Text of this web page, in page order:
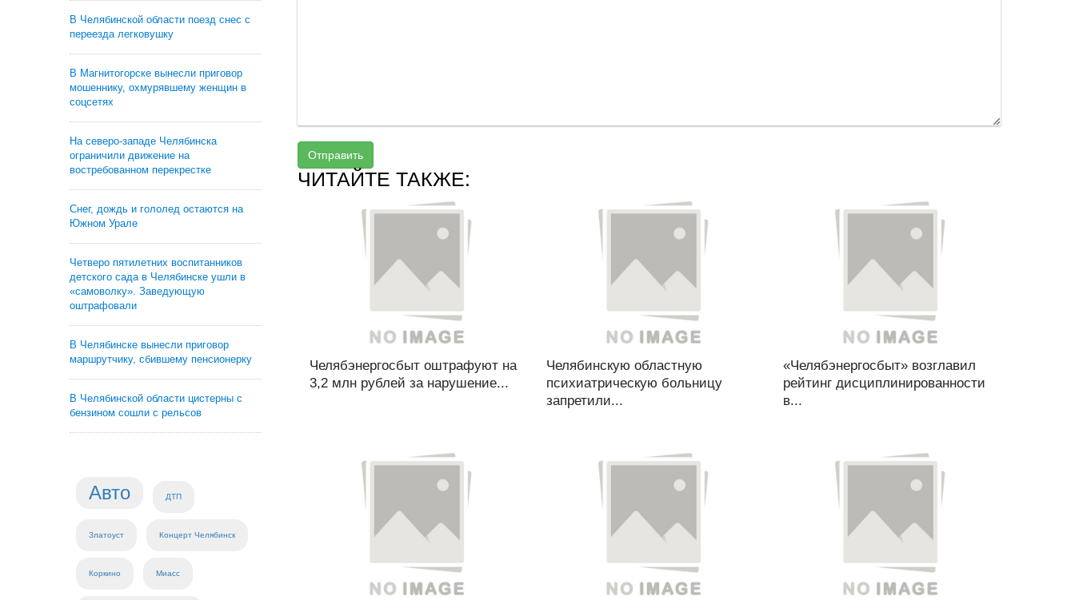
В Челябинской области поезд снес с
переезда легковушку
В Магнитогорске вынесли приговор
мошеннику, охмурявшему женщин в
соцсетях
На северо-западе Челябинска
ограничили движение на
востребованном перекрестке
Снег, дождь и гололед остаются на
Южном Урале
Четверо пятилетних воспитанников
детского сада в Челябинске ушли в
«самоволку». Заведующую
оштрафовали
В Челябинске вынесли приговор
маршрутчику, сбившему пенсионерку
В Челябинской области цистерны с
бензином сошли с рельсов
Авто ДТП
Златоуст Концерт Челябинск
Коркино Миасс
Отправить
ЧИТАЙТЕ ТАКЖЕ:
Челябэнергосбыт оштрафуют на
3,2 млн рублей за нарушение...
Челябинскую областную
психиатрическую больницу
запретили...
«Челябэнергосбыт» возглавил
рейтинг дисциплинированности
в...